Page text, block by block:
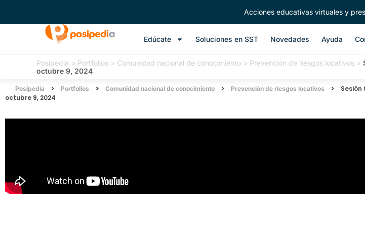
Acciones educativas virtuales y
Edúcate Soluciones en SST Novedades Ayuda
Posipedia > Portfolios > Comunidad nacional de conocimiento > Prevención de riesgos locativos >
octubre 9, 2024
Posipedia > Portfolios > Comunidad nacional de conocimiento > Prevención de riesgos locativos >
octubre 9, 2024